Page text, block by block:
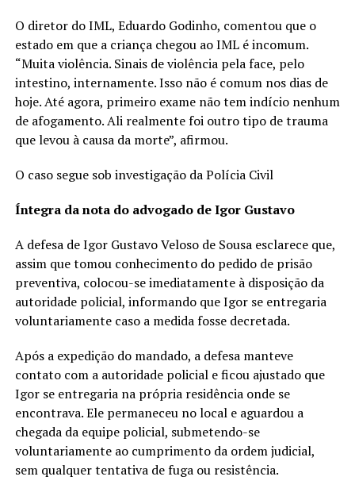
O diretor do IML, Eduardo Godinho, comentou que o
estado em que a criança chegou ao IML é incomum.
“Muita violência. Sinais de violência pela face, pelo
intestino, internamente. Isso não é comum nos dias de
hoje. Até agora, primeiro exame não tem indício nenhum
de afogamento. Ali realmente foi outro tipo de trauma
que levou à causa da morte”, afirmou.
O caso segue sob investigação da Polícia Civil
Íntegra da nota do advogado de Igor Gustavo
A defesa de Igor Gustavo Veloso de Sousa esclarece que,
assim que tomou conhecimento do pedido de prisão
preventiva, colocou-se imediatamente à disposição da
autoridade policial, informando que Igor se entregaria
voluntariamente caso a medida fosse decretada.
Após a expedição do mandado, a defesa manteve
contato com a autoridade policial e ficou ajustado que
Igor se entregaria na própria residência onde se
encontrava. Ele permaneceu no local e aguardou a
chegada da equipe policial, submetendo-se
voluntariamente ao cumprimento da ordem judicial,
sem qualquer tentativa de fuga ou resistência.